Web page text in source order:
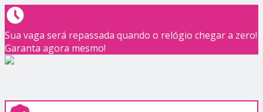
Sua vaga será repassada quando o relógio chegar a zero!
Garanta agora mesmo!